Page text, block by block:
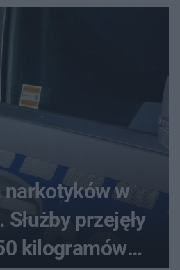
narkotyków w
przejęły
kilogramów